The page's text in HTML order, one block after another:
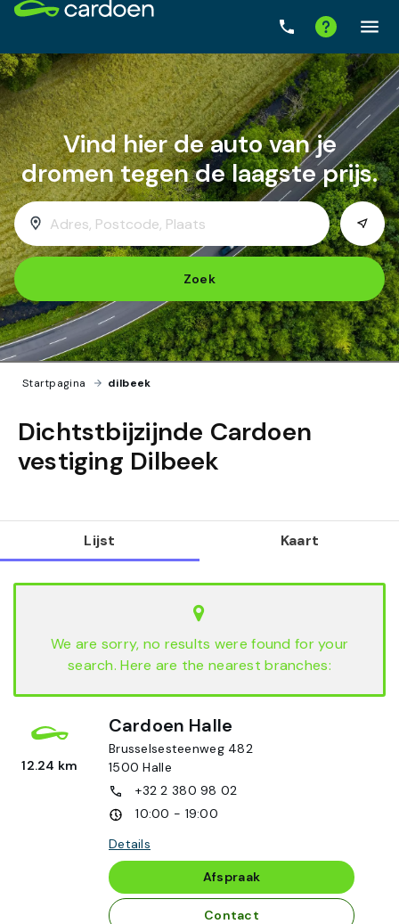
Startpagina › dilbeek
Zoek
Dichtstbijzijnde Cardoen
vestiging Dilbeek
Lijst Kaart
We are sorry, no results were found for your
search. Here are the nearest branches:
12.24 km
Cardoen Halle
Brusselsesteenweg 482
1500Halle
+32 2 380 98 02
10:00 - 19:00
Details
Afspraak
Contact